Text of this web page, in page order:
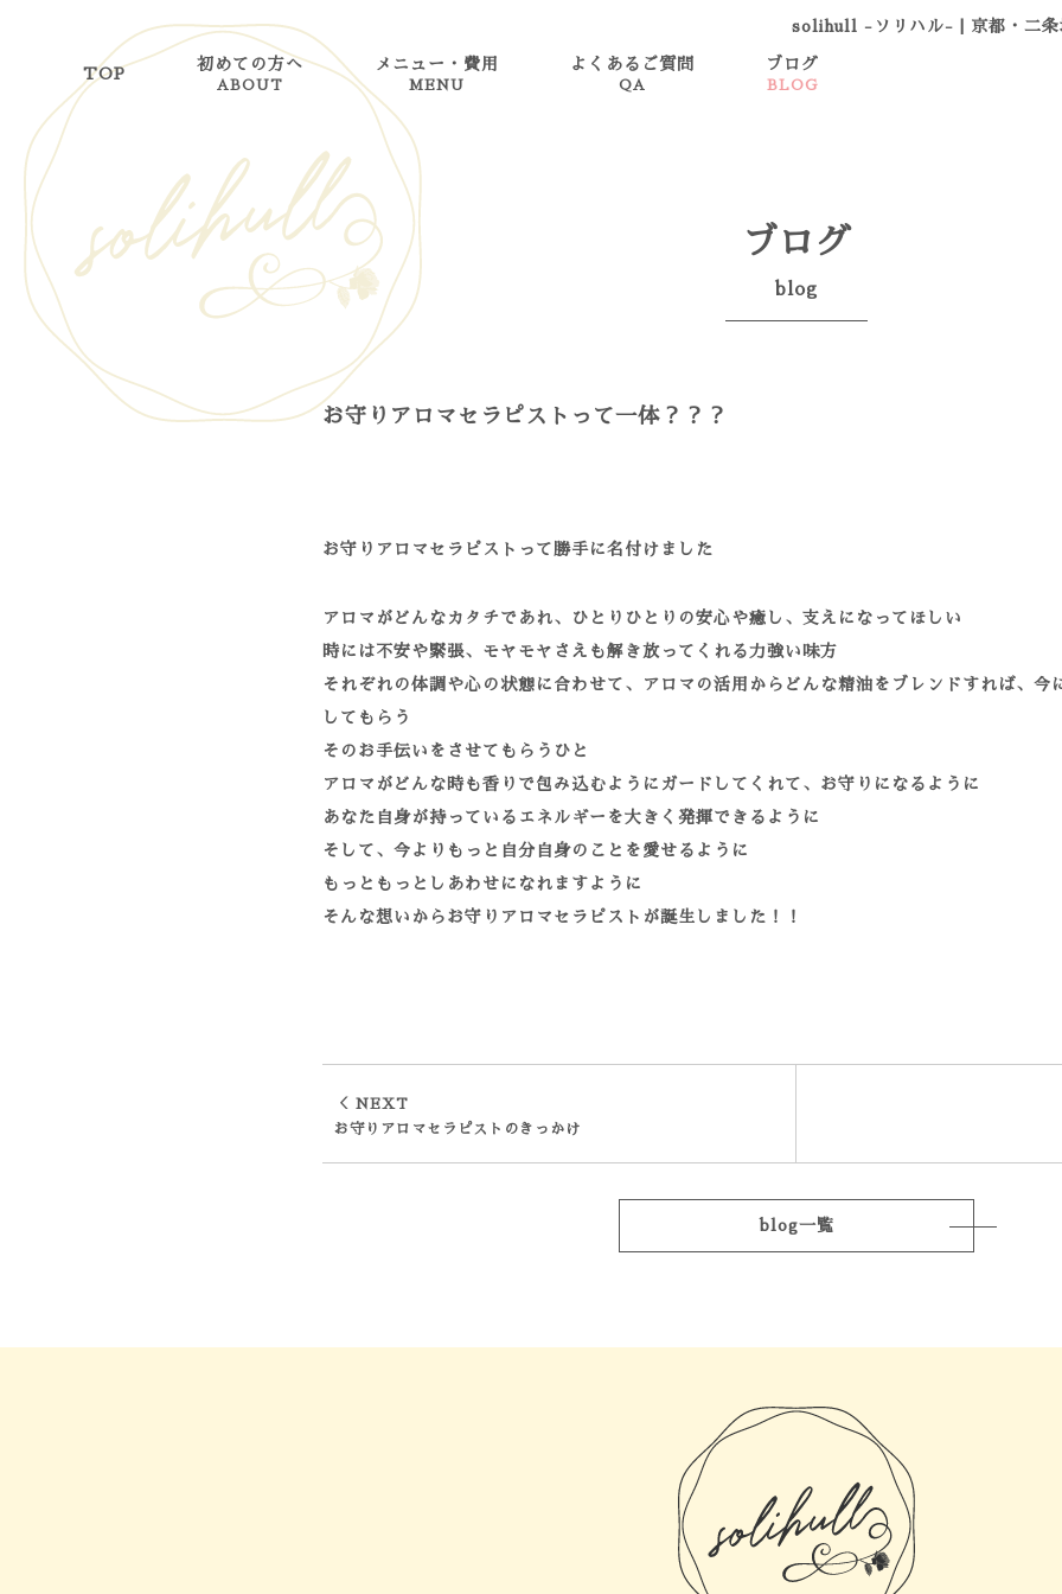
solihull -ソリハル- 京都・二
TOP
初めての方へ
ABOUT
メニュー・費用
MENU
よくあるご質問
QA
ブログ
BLOG
ブログ
blog
お守りアロマセラピストって一体？？？
お守りアロマセラピストって勝手に名付けました
アロマがどんなカタチであれ、ひとりひとりの安心や癒し、支えになってほしい
時には不安や緊張、モヤモヤさえも解き放ってくれる力強い味方
それぞれの体調や心の状態に合わせて、アロマの活用からどんな精油をブレンドすれば、今
してもらう
そのお手伝いをさせてもらうひと
アロマがどんな時も香りで包み込むようにガードしてくれて、お守りになるように
あなた自身が持っているエネルギーを大きく発揮できるように
そして、今よりもっと自分自身のことを愛せるように
もっともっとしあわせになれますように
そんな想いからお守りアロマセラピストが誕生しました！！
＜ NEXT
お守りアロマセラピストのきっかけ
blog一覧